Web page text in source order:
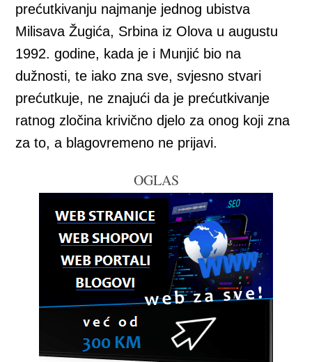
prećutkivanju najmanje jednog ubistva
Milisava Žugića, Srbina iz Olova u augustu
1992. godine, kada je i Munjić bio na
dužnosti, te iako zna sve, svjesno stvari
prećutkuje, ne znajući da je prećutkivanje
ratnog zločina krivično djelo za onog koji zna
za to, a blagovremeno ne prijavi.
OGLAS